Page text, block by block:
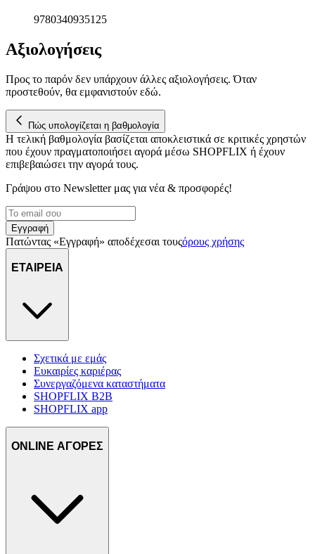
9780340935125
Αξιολογήσεις
Προς το παρόν δεν υπάρχουν άλλες αξιολογήσεις. Όταν
προστεθούν, θα εμφανιστούν εδώ.
Πώς υπολογίζεται η βαθμολογία
Η τελική βαθμολογία βασίζεται αποκλειστικά σε κριτικές χρηστών
που έχουν πραγματοποιήσει αγορά μέσω SHOPFLIX ή έχουν
επιβεβαιώσει την αγορά τους.
Γράψου στο Νewsletter μας για νέα & προσφορές!
Εγγραφή
Πατώντας «Εγγραφή» αποδέχεσαι τουςόρους χρήσης
ΕΤΑΙΡΕΙΑ
Σχετικά με εμάς
Ευκαιρίες καριέρας
Συνεργαζόμενα καταστήματα
SHOPFLIX B2B
SHOPFLIX app
ONLINE ΑΓΟΡΕΣ